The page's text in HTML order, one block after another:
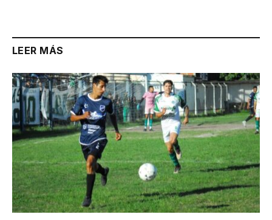
LEER MÁS